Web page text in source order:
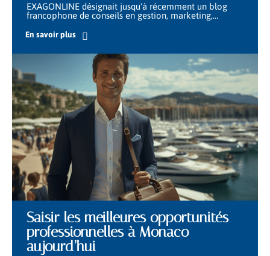
EXAGONLINE désignait jusqu'à récemment un blog
francophone de conseils en gestion, marketing,…
En savoir plus
Saisir les meilleures opportunités
professionnelles à Monaco
aujourd’hui